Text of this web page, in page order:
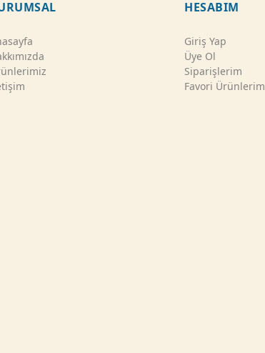
HESABIM
Giriş Yap
Üye Ol
Siparişlerim
Favori Ürünlerim